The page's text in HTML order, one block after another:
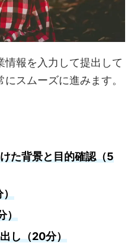
報を入力して提出して
スムーズに進みます。
た背景と目的確認（5
）
）
し（20分）